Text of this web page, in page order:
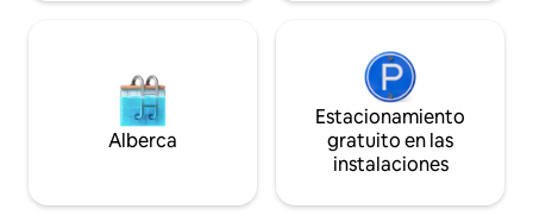
Alberca
Estacionamiento
gratuito en las
instalaciones